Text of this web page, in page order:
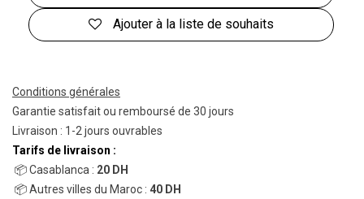
Ajouter à la liste de souhaits
Conditions générales
Garantie satisfait ou remboursé de 30 jours
Livraison : 1-2 jours ouvrables
Tarifs de livraison :
📦 Casablanca : 20 DH
📦 Autres villes du Maroc : 40 DH